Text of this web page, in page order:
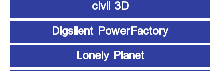
civil 3D
Digsilent PowerFactory
Lonely Planet